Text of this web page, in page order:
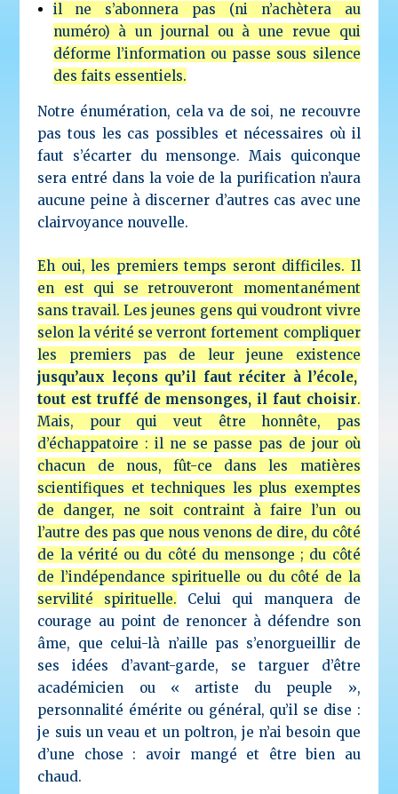
il ne s’abonnera pas (ni n’achètera au
numéro) à un journal ou à une revue qui
déforme l’information ou passe sous silence
des faits essentiels.
Notre énumération, cela va de soi, ne recouvre
pas tous les cas possibles et nécessaires où il
faut s’écarter du mensonge. Mais quiconque
sera entré dans la voie de la purification n’aura
aucune peine à discerner d’autres cas avec une
clairvoyance nouvelle.
Eh oui, les premiers temps seront difficiles. Il
en est qui se retrouveront momentanément
sans travail. Les jeunes gens qui voudront vivre
selon la vérité se verront fortement compliquer
les premiers pas de leur jeune existence
jusqu’aux leçons qu’il faut réciter à l’école,
tout est truffé de mensonges, il faut choisir.
Mais, pour qui veut être honnête, pas
d’échappatoire : il ne se passe pas de jour où
chacun de nous, fût-ce dans les matières
scientifiques et techniques les plus exemptes
de danger, ne soit contraint à faire l’un ou
l’autre des pas que nous venons de dire, du côté
de la vérité ou du côté du mensonge ; du côté
de l’indépendance spirituelle ou du côté de la
servilité spirituelle. Celui qui manquera de
courage au point de renoncer à défendre son
âme, que celui-là n’aille pas s’enorgueillir de
ses idées d’avant-garde, se targuer d’être
académicien ou « artiste du peuple »,
personnalité émérite ou général, qu’il se dise :
je suis un veau et un poltron, je n’ai besoin que
d’une chose : avoir mangé et être bien au
chaud.